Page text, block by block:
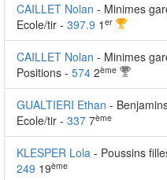
CAILLET Nolan - Minimes
Ecole/tir - 397.9 1 er
CAILLET Nolan - Minimes
Positions - 574 2ème
GUALTIERI Ethan -
Ecole/tir - 337 7ème
KLESPER Lola - Poussins
249 19ème